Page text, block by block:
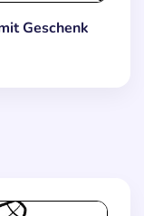
Geschenk